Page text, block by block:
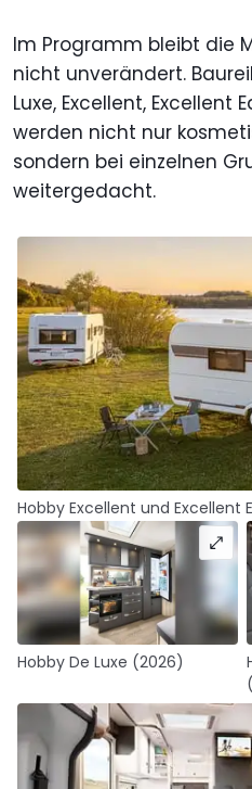
Im Programm bleibt die
nicht unverändert.
Luxe, Excellent, Excellent
werden nicht nur
sondern bei einzelnen
weitergedacht.
Hobby Excellent und Excellent
Hobby De Luxe (2026)